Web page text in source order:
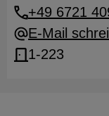
+49 6721
E-Mail
1-223